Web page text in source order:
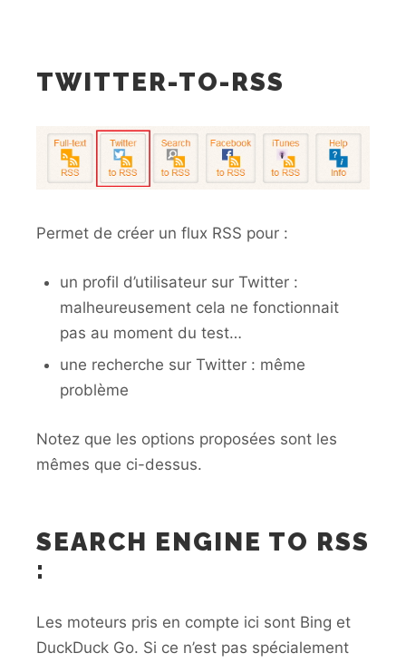
TWITTER-TO-RSS
Permet de créer un flux RSS pour :
un profil d’utilisateur sur Twitter :
malheureusement cela ne fonctionnait
pas au moment du test…
une recherche sur Twitter : même
problème
Notez que les options proposées sont les
mêmes que ci-dessus.
SEARCH ENGINE TO RSS
:
Les moteurs pris en compte ici sont Bing et
DuckDuck Go. Si ce n’est pas spécialement